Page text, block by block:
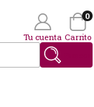
Tu cuenta Carrito
0